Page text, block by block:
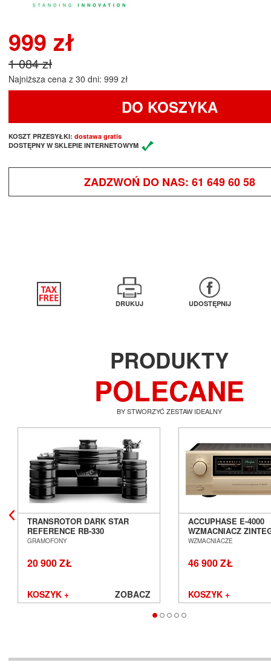
999 zł
1 084 zł
Najniższa cena z 30 dni: 999 zł
DO KOSZYKA
KOSZT PRZESYŁKI: dostawa gratis
DOSTĘPNY W SKLEPIE INTERNETOWYM
ZADZWOŃ DO NAS: 61 649 60 58
DRUKUJ UDOSTĘPNIJ
PRODUKTY
POLECANE
BY STWORZYĆ ZESTAW IDEALNY
TRANSROTOR DARK STAR
REFERENCE RB-330
GRAMOFON ANALOGOWY
GRAMOFONY
20 900 ZŁ
KOSZYK + ZOBACZ
ACCUPHASE E-4000
WZMACNIACZ
SALON POZNAŃ
WZMACNIACZE
46 900 ZŁ
KOSZYK +